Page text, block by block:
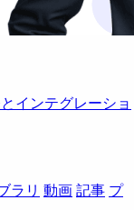
インテグレーショ
ラリ 動画記事 プ